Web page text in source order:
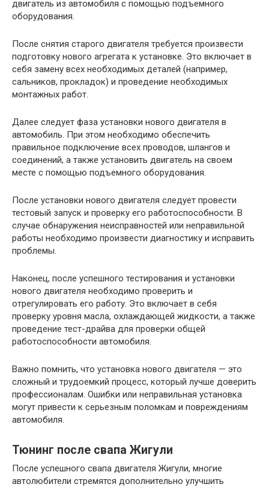
двигатель из автомобиля с помощью подъемного
оборудования.
После снятия старого двигателя требуется произвести
подготовку нового агрегата к установке. Это включает в
себя замену всех необходимых деталей (например,
сальников, прокладок) и проведение необходимых
монтажных работ.
Далее следует фаза установки нового двигателя в
автомобиль. При этом необходимо обеспечить
правильное подключение всех проводов, шлангов и
соединений, а также установить двигатель на своем
месте с помощью подъемного оборудования.
После установки нового двигателя следует провести
тестовый запуск и проверку его работоспособности. В
случае обнаружения неисправностей или неправильной
работы необходимо произвести диагностику и исправить
проблемы.
Наконец, после успешного тестирования и установки
нового двигателя необходимо проверить и
отрегулировать его работу. Это включает в себя
проверку уровня масла, охлаждающей жидкости, а также
проведение тест-драйва для проверки общей
работоспособности автомобиля.
Важно помнить, что установка нового двигателя — это
сложный и трудоемкий процесс, который лучше доверить
профессионалам. Ошибки или неправильная установка
могут привести к серьезным поломкам и повреждениям
автомобиля.
Тюнинг после свапа Жигули
После успешного свапа двигателя Жигули, многие
автолюбители стремятся дополнительно улучшить